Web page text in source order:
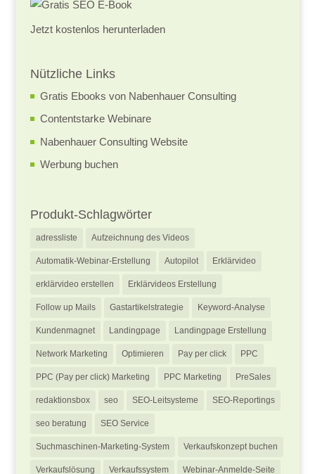
Jetzt kostenlos herunterladen
Nützliche Links
Gratis Ebooks von Nabenhauer Consulting
Contentstarke Webinare
Nabenhauer Consulting Website
Werbung buchen
Produkt-Schlagwörter
adressliste Aufzeichnung des Videos
Automatik-Webinar-Erstellung Autopilot Erklärvideo
erklärvideo erstellen Erklärvideos Erstellung
Follow up Mails Gastartikelstrategie Keyword-Analyse
Kundenmagnet Landingpage Landingpage Erstellung
Network Marketing Optimieren Pay per click PPC
PPC (Pay per click) Marketing PPC Marketing PreSales
redaktionsbox seo SEO-Leitsysteme SEO-Reportings
seo beratung SEO Service
Suchmaschinen-Marketing-System Verkaufskonzept buchen
Verkaufslösung Verkaufssystem Webinar-Anmelde-Seite